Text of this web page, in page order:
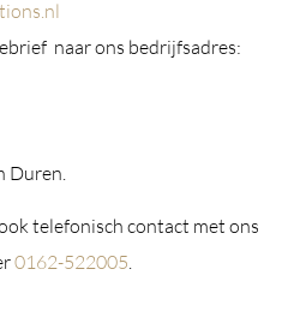
naar ons bedrijfsadres:
Duren.
telefonisch contact met ons
0162-522005.